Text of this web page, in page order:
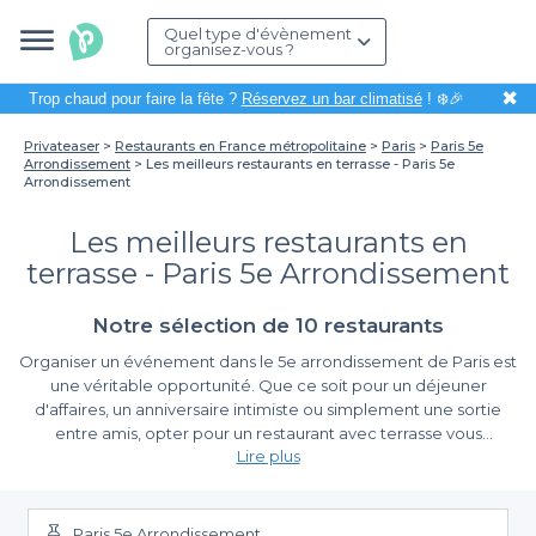
Quel type d'évènement
organisez-vous ?
Trop chaud pour faire la fête ? Réservez un bar climatisé! ❄️🎉 ✖
Privateaser Restaurants en France métropolitaine Paris
Paris 5e
Arrondissement
Les meilleurs restaurants en terrasse - Paris 5e
Arrondissement
Les meilleurs restaurants en
terrasse - Paris 5e Arrondissement
Notre sélection de 10 restaurants
Organiser un événement dans le 5e arrondissement de Paris est
une véritable opportunité. Que ce soit pour un déjeuner
d'affaires, un anniversaire intimiste ou simplement une sortie
entre amis, opter pour un restaurant avec terrasse vous
permettra de profiter pleinement de l'atmosphère unique de ce
ses vues imprenables sur des monuments parisiens, le 5e se
prête parfaitement à une expérience culinaire en extérieur.
Simplifiez vos réservations avec Privateaser
Lire plus